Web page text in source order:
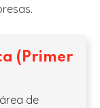
(Primer
de